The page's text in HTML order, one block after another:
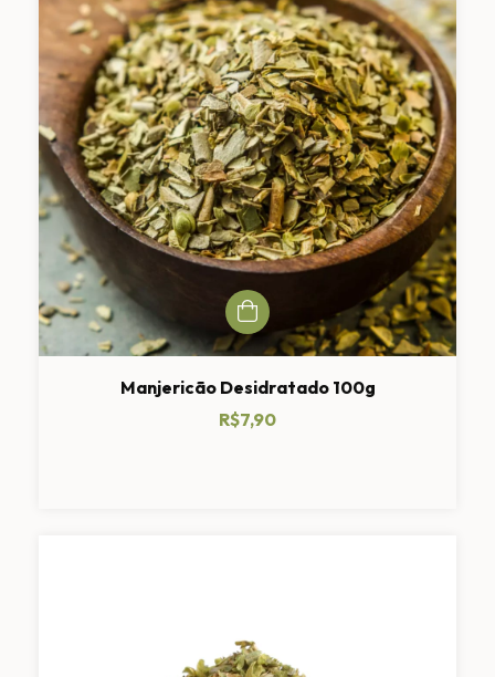
Manjericão Desidratado 100g
R$7,90